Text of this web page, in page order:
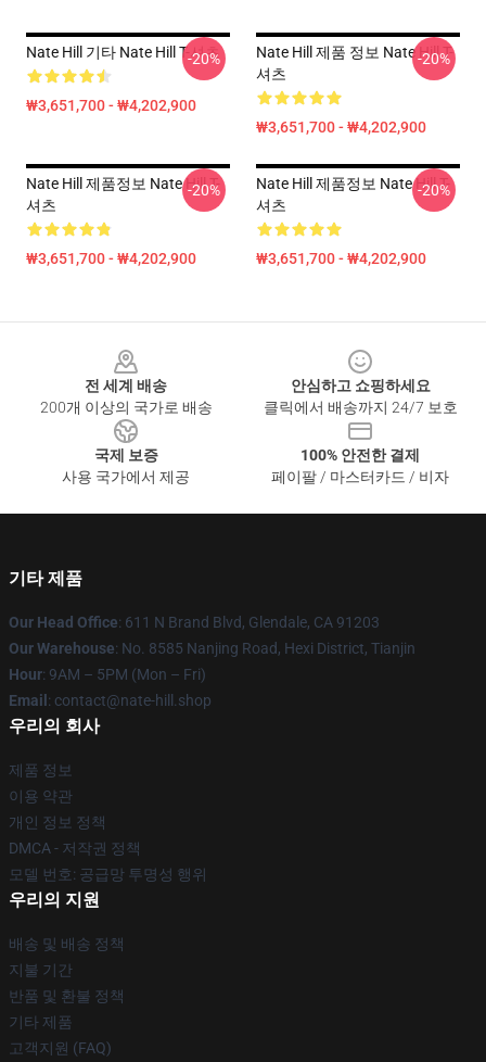
Nate Hill 기타 Nate Hill T-셔츠
₩3,651,700 - ₩4,202,900
-20%
Nate Hill 제품 정보 Nate Hill T-
셔츠
₩3,651,700 - ₩4,202,900
-20%
Nate Hill 제품정보 Nate Hill T-
셔츠
₩3,651,700 - ₩4,202,900
-20%
Nate Hill 제품정보 Nate Hill T-
셔츠
₩3,651,700 - ₩4,202,900
-20%
전 세계 배송
200개 이상의 국가로 배송
안심하고 쇼핑하세요
클릭에서 배송까지 24/7 보호
국제 보증
사용 국가에서 제공
100% 안전한 결제
페이팔 / 마스터카드 / 비자
기타 제품
Our Head Office: 611 N Brand Blvd, Glendale, CA 91203
Our Warehouse: No. 8585 Nanjing Road, Hexi District, Tianjin
Hour: 9AM – 5PM (Mon – Fri)
Email : contact@nate-hill.shop
우리의 회사
제품 정보
이용 약관
개인 정보 정책
DMCA - 저작권 정책
모델 번호: 공급망 투명성 행위
우리의 지원
배송 및 배송 정책
지불 기간
반품 및 환불 정책
기타 제품
고객지원 (FAQ)